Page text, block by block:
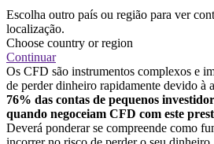
Escolha outro país ou região para ver
localização.
Choose country or region
Continuar
Os CFD são instrumentos complexos e
de perder dinheiro rapidamente devido à
76% das contas de pequenos
quando negoceiam CFD com este
Deverá ponderar se compreende como